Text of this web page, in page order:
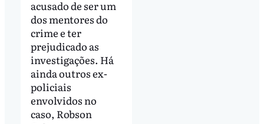
acusado de ser um
dos mentores do
crime e ter
prejudicado as
investigações. Há
ainda outros ex-
policiais
envolvidos no
caso, Robson